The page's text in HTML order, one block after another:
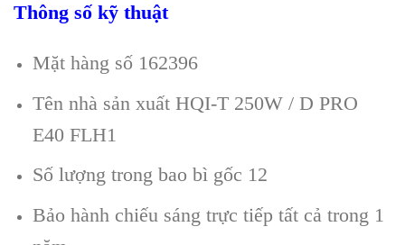
Thông số kỹ thuật
Mặt hàng số 162396
Tên nhà sản xuất HQI-T 250W / D PRO
E40 FLH1
Số lượng trong bao bì gốc 12
Bảo hành chiếu sáng trực tiếp tất cả trong 1